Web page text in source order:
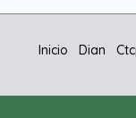
Inicio Dian